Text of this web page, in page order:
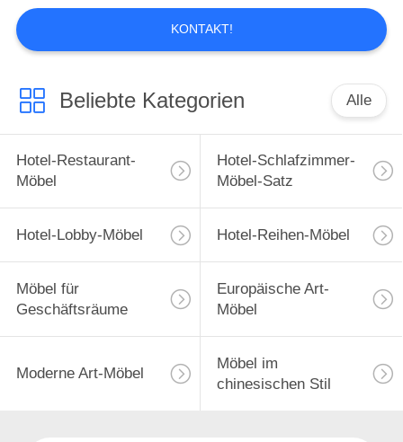
DATENSCHUTZ-
BESTIMMUNGEN
KONTAKT!
Beliebte Kategorien Alle
Hotel-Restaurant-
Möbel
Hotel-Schlafzimmer-
Möbel-Satz
Hotel-Lobby-Möbel Hotel-Reihen-Möbel
Möbel für
Geschäftsräume
Europäische Art-
Möbel
Moderne Art-Möbel
Möbel im
chinesischen Stil